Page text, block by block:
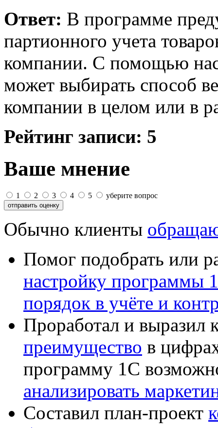
Ответ: В программе
партионного учета
компании. С помощью
может выбирать способ
компании в целом или в
Рейтинг записи: 5
Ваше мнение
1 2 3 4 5 уберите вопрос
Обычно клиенты
Помог подобрать или
настройку программы
порядок в учёте и
Проработал и выразил
преимущество в
программу 1С
анализировать
Составил план-проект